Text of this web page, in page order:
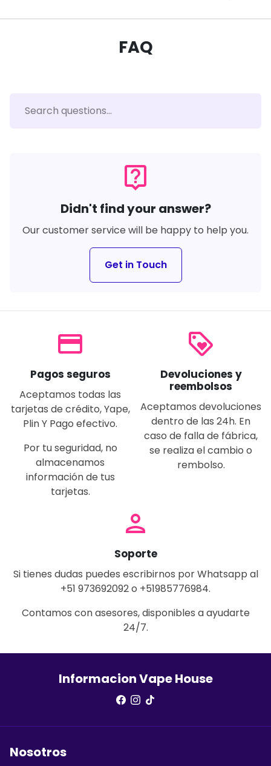
FAQ
live_help
Didn't find your answer?
Our customer service will be happy to help you.
Get in Touch
payment
Pagos seguros
Aceptamos todas las
tarjetas de crédito, Yape,
Plin Y Pago efectivo.
Por tu seguridad, no
almacenamos
información de tus
tarjetas.
loyalty
Devoluciones y
reembolsos
Aceptamos devoluciones
dentro de las 24h. En
caso de falla de fábrica,
se realiza el cambio o
rembolso.
person
Soporte
Si tienes dudas puedes escribirnos por Whatsapp al
+51 973692092 o +51985776984.
Contamos con asesores, disponibles a ayudarte
24/7.
Informacion Vape House
Nosotros